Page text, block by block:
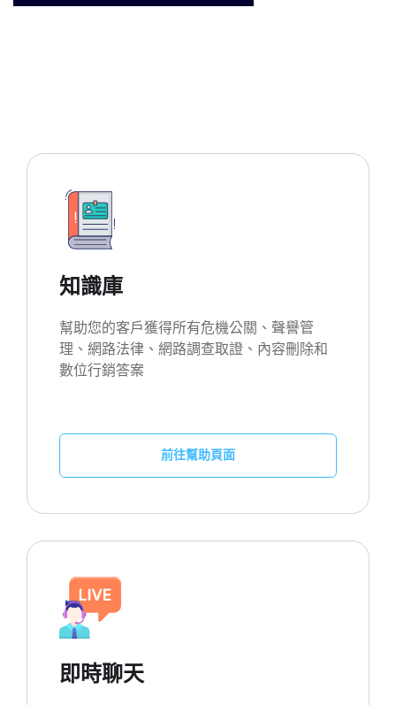
知識庫
幫助您的客戶獲得所有危機公關、聲譽管
理、網路法律、網路調查取證、內容刪除和
數位行銷答案
前往幫助頁面
即時聊天